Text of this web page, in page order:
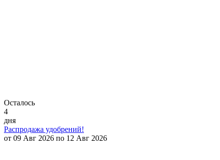
Осталось
4
дня
Распродажа удобрений!
от 09 Авг 2026 по 12 Авг 2026